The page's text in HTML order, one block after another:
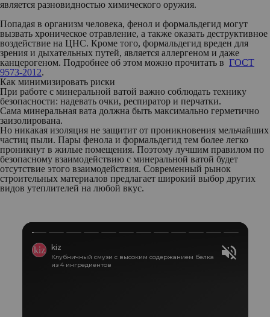
является разновидностью химического оружия.
Попадая в организм человека, фенол и формальдегид могут
вызвать хроническое отравление, а также оказать деструктивное
воздействие на ЦНС. Кроме того, формальдегид вреден для
зрения и дыхательных путей, является аллергеном и даже
канцерогеном. Подробнее об этом можно прочитать в ГОСТ
9573-2012.
Как минимизировать риски
При работе с минеральной ватой важно соблюдать технику
безопасности: надевать очки, респиратор и перчатки.
Сама минеральная вата должна быть максимально герметично
заизолирована.
Но никакая изоляция не защитит от проникновения мельчайших
частиц пыли. Пары фенола и формальдегид тем более легко
проникнут в жилые помещения. Поэтому лучшим правилом по
безопасному взаимодействию с минеральной ватой будет
отсутствие этого взаимодействия. Современный рынок
строительных материалов предлагает широкий выбор других
видов утеплителей на любой вкус.